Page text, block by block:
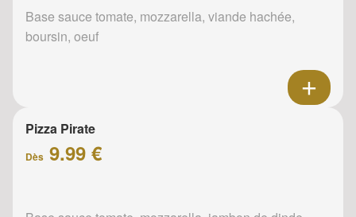
Base sauce tomate, mozzarella, viande hachée,
boursin, oeuf
Pizza Pirate
Dès 9.99 €